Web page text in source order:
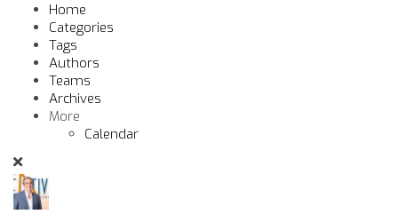
Home
Categories
Tags
Authors
Teams
Archives
More
Calendar